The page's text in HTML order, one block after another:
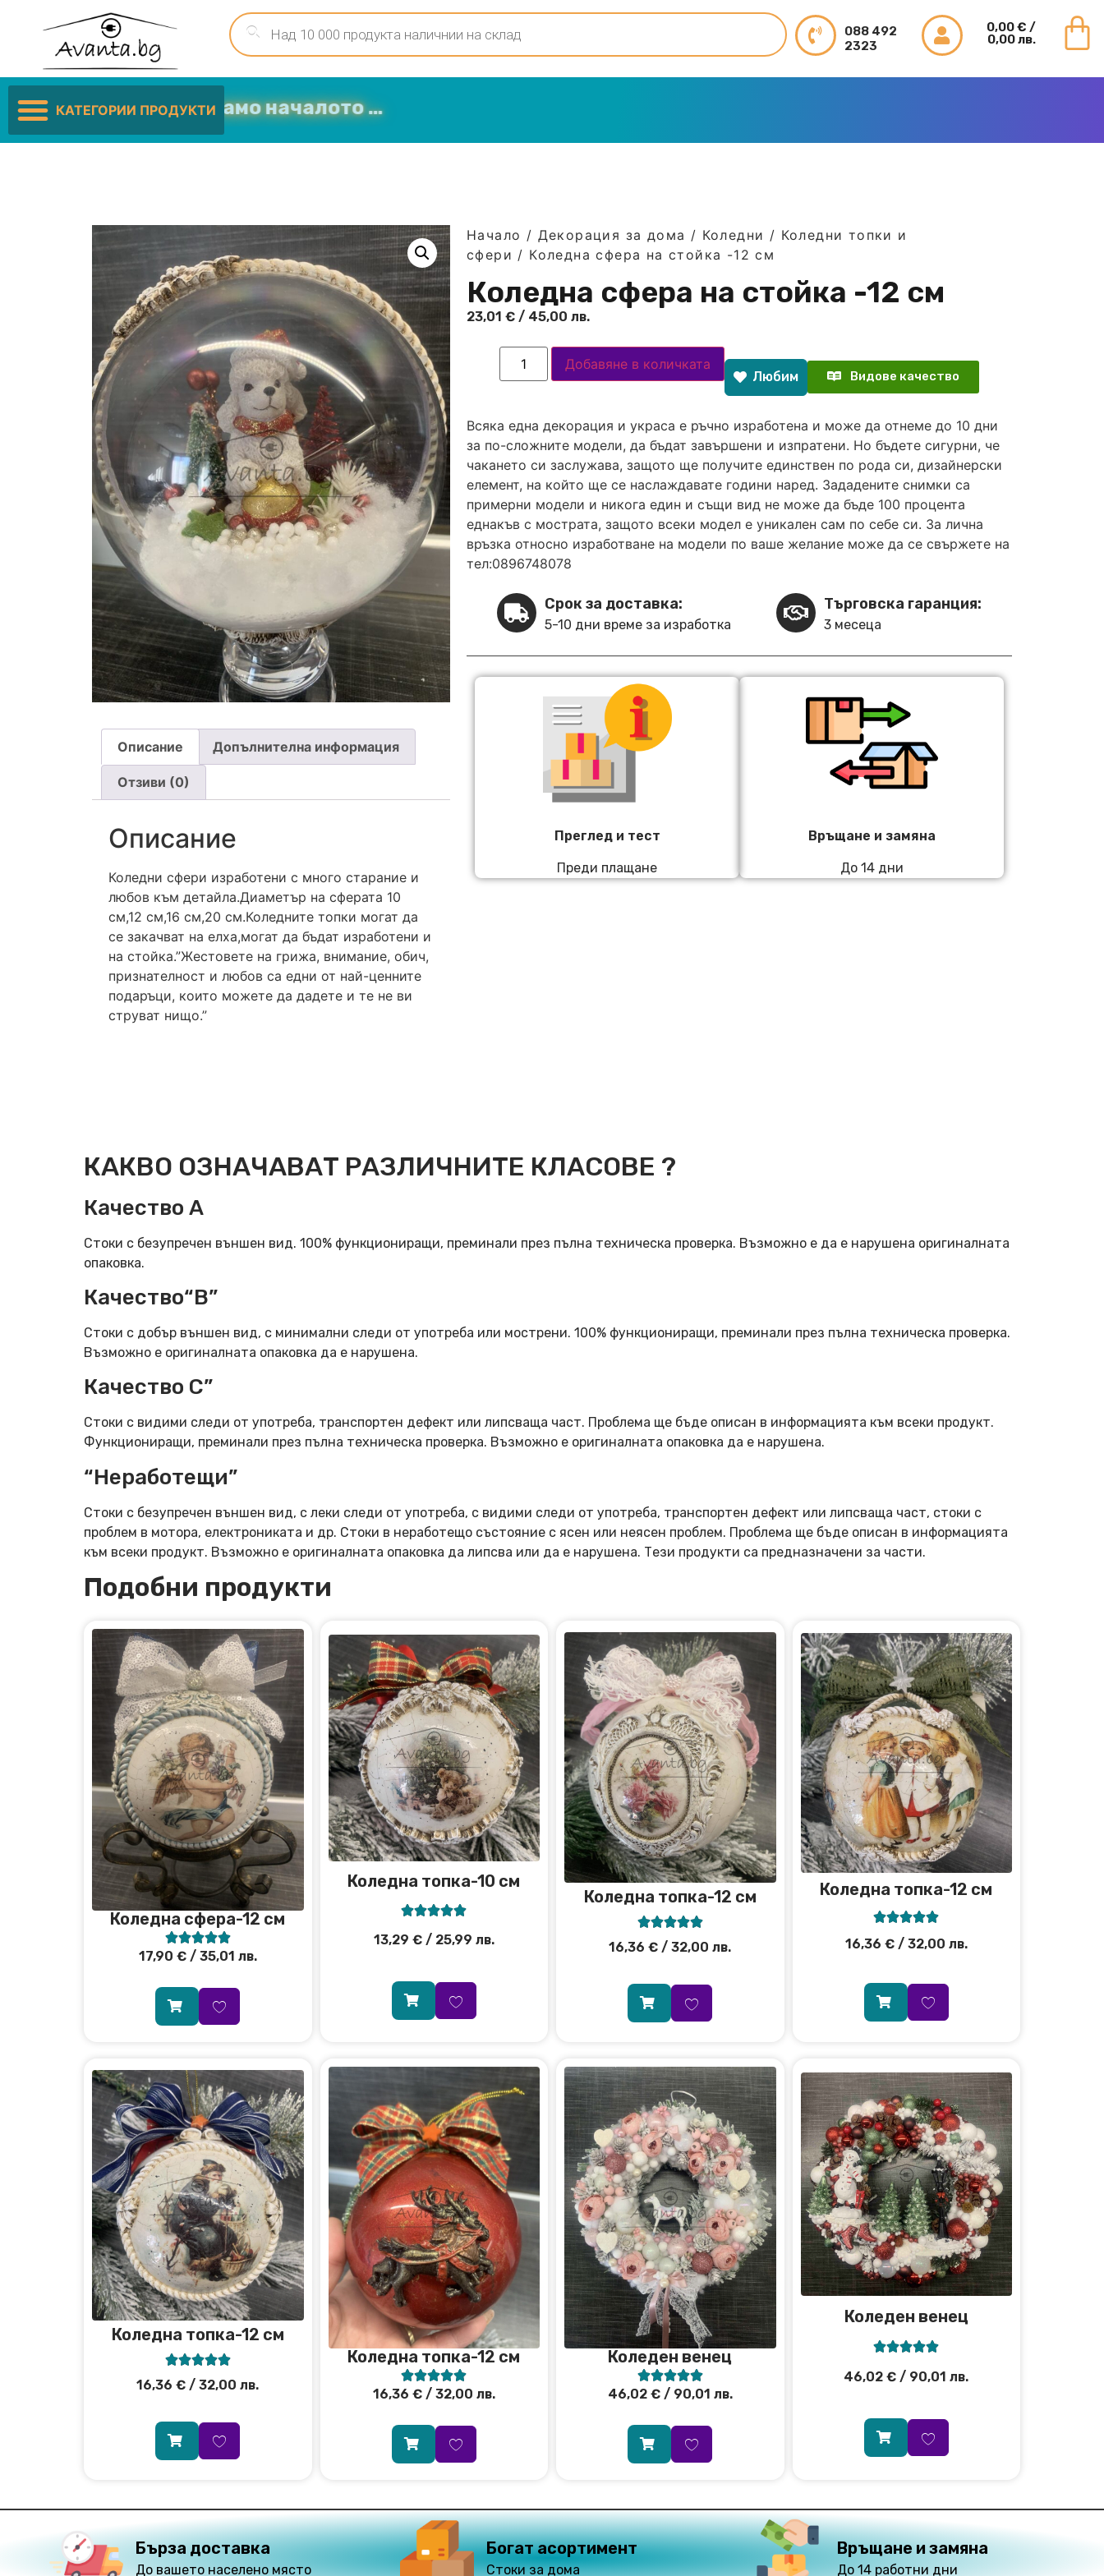
088 492
2323
0,00€ /
0,00 лв.
КАТЕГОРИИ ПРОДУКТИ
цени са само началото …
Описание Допълнителна информация
Отзиви (0)
Описание
Коледни сфери изработени с много старание и
любов към детайла.Диаметър на сферата 10
см,12 см,16 см,20 см.Коледните топки могат да
се закачват на елха,могат да бъдат изработени и
на стойка.”Жестовете на грижа, внимание, обич,
признателност и любов са едни от най-ценните
подаръци, които можете да дадете и те не ви
струват нищо.”
Начало / Декорация за дома / Коледни / Коледни топки и
сфери / Коледна сфера на стойка -12 см
Коледна сфера на стойка -12 см
23,01 € / 45,00 лв.
Добавяне в количката
Любим Видове качество
Всяка една декорация и украса е ръчно изработена и може да отнеме до 10 дни
за по-сложните модели, да бъдат завършени и изпратени. Но бъдете сигурни, че
чакането си заслужава, защото ще получите единствен по рода си, дизайнерски
елемент, на който ще се наслаждавате години наред. Зададените снимки са
примерни модели и никога един и същи вид не може да бъде 100 процента
еднакъв с мострата, защото всеки модел е уникален сам по себе си. За лична
връзка относно изработване на модели по ваше желание може да се свържете на
тел:0896748078
Срок за доставка:
5-10 дни време за изработка
Търговска гаранция:
3 месеца
Преглед и тест
Преди плащане
Връщане и замяна
До 14 дни
КАКВО ОЗНАЧАВАТ РАЗЛИЧНИТЕ КЛАСОВЕ ?
Качество А
Стоки с безупречен външен вид. 100% функциониращи, преминали през пълна техническа проверка. Възможно е да е нарушена оригиналната
опаковка.
Качество“B”
Стоки с добър външен вид, с минимални следи от употреба или мострени. 100% функциониращи, преминали през пълна техническа проверка.
Възможно е оригиналната опаковка да е нарушена.
Качество C”
Стоки с видими следи от употреба, транспортен дефект или липсваща част. Проблема ще бъде описан в информацията към всеки продукт.
Функциониращи, преминали през пълна техническа проверка. Възможно е оригиналната опаковка да е нарушена.
“Неработещи”
Стоки с безупречен външен вид, с леки следи от употреба, с видими следи от употреба, транспортен дефект или липсваща част, стоки с
проблем в мотора, електрониката и др. Стоки в неработещо състояние с ясен или неясен проблем. Проблема ще бъде описан в информацията
към всеки продукт. Възможно е оригиналната опаковка да липсва или да е нарушена. Тези продукти са предназначени за части.
Подобни продукти
Коледна сфера-12 см

17,90 €/ 35,01 лв.
Коледна топка-10 см

13,29 €/ 25,99 лв.
Коледна топка-12 см

16,36€ / 32,00 лв.
Коледна топка-12 см

16,36 €/ 32,00 лв.
Коледна топка-12 см

16,36€ / 32,00 лв.
Коледна топка-12 см

16,36 €/ 32,00 лв.
Коледен венец

46,02 €/ 90,01 лв.
Коледен венец

46,02€ / 90,01 лв.
Бърза доставка
До вашето населено място
Богат асортимент
Стоки за дома
Връщане и замяна
До 14 работни дни